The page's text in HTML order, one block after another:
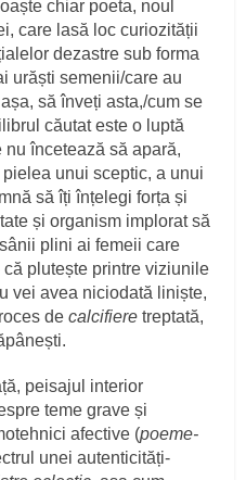
chiar poeta, noul
care lasă loc curiozității
dezastre sub forma
urăști semenii/care au
să înveți asta,/cum se
căutat este o luptă
încetează să apară,
unui sceptic, a unui
să îți înțelegi forța și
și organism implorat să
plini ai femeii care
plutește printre viziunile
vei avea niciodată liniște,
decalcifiere treptată,
peisajul interior
teme grave și
afective (poeme-
unei autenticități-